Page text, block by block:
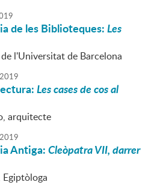
de les Biblioteques:Les
l'Universitat de Barcelona
2019
Les cases de cos al
arquitecte
2019
Antiga:Cleòpatra VII, darrer